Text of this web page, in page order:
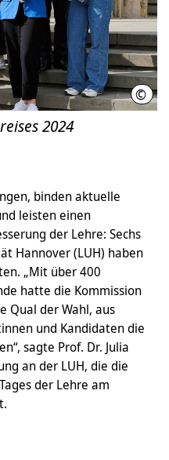
©
2024
binden aktuelle
leisten einen
der Lehre: Sechs
Hannover (LUH) haben
„Mit über 400
hatte die Kommission
Qual der Wahl, aus
und Kandidaten die
sagte Prof. Dr. Julia
an der LUH, die die
der Lehre am